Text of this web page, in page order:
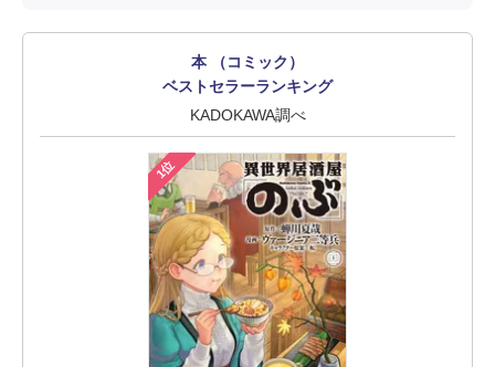
本 （コミック）
ベストセラーランキング
KADOKAWA調べ
1位